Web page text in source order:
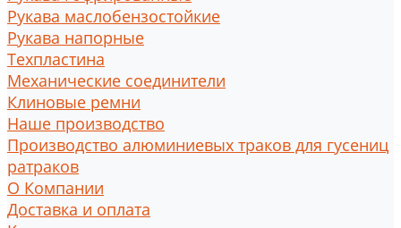
Рукава маслобензостойкие
Рукава напорные
Техпластина
Механические соединители
Клиновые ремни
Наше производство
Производство алюминиевых траков для гусениц
ратраков
О Компании
Доставка и оплата